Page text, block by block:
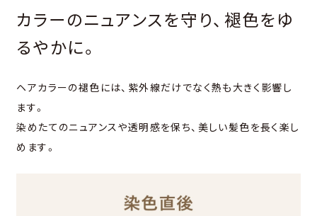
カラーのニュアンスを守り、褪⾊をゆ
るやかに。
ヘアカラーの褪⾊には、紫外線だけでなく熱も⼤きく影響し
ます。
染めたてのニュアンスや透明感を保ち、美しい髪⾊を⻑く楽し
めます。